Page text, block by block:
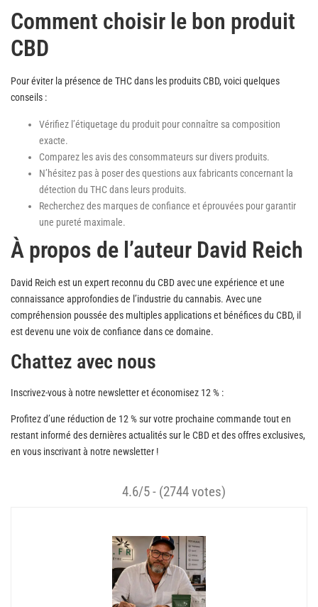
Comment choisir le bon produit
CBD
Pour éviter la présence de THC dans les produits CBD, voici quelques
conseils :
Vérifiez l’étiquetage du produit pour connaître sa composition
exacte.
Comparez les avis des consommateurs sur divers produits.
N’hésitez pas à poser des questions aux fabricants concernant la
détection du THC dans leurs produits.
Recherchez des marques de confiance et éprouvées pour garantir
une pureté maximale.
À propos de l’auteur David Reich
David Reich est un expert reconnu du CBD avec une expérience et une
connaissance approfondies de l’industrie du cannabis. Avec une
compréhension poussée des multiples applications et bénéfices du CBD, il
est devenu une voix de confiance dans ce domaine.
Chattez avec nous
Inscrivez-vous à notre newsletter et économisez 12 % :
Profitez d’une réduction de 12 % sur votre prochaine commande tout en
restant informé des dernières actualités sur le CBD et des offres exclusives,
en vous inscrivant à notre newsletter !
4.6/5 - (2744 votes)